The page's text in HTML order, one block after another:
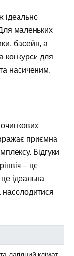
ідеально
маленьких
басейн, а
конкурси для
насиченим.
приємна
Відгуки
– це
ідеальна
насолодитися
лагідний клімат